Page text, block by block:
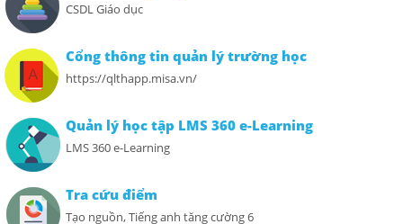
CSDL Giáo dục
Cổng thông tin quản lý trường học
https://qlthapp.misa.vn/
Quản lý học tập LMS 360 e-Learning
LMS 360 e-Learning
Tra cứu điểm
Tạo nguồn, Tiếng anh tăng cường 6